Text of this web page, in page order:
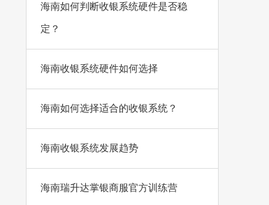
海南如何判断收银系统硬件是否稳
定？
海南收银系统硬件如何选择
海南如何选择适合的收银系统？
海南收银系统发展趋势
海南瑞升达掌银商服官方训练营